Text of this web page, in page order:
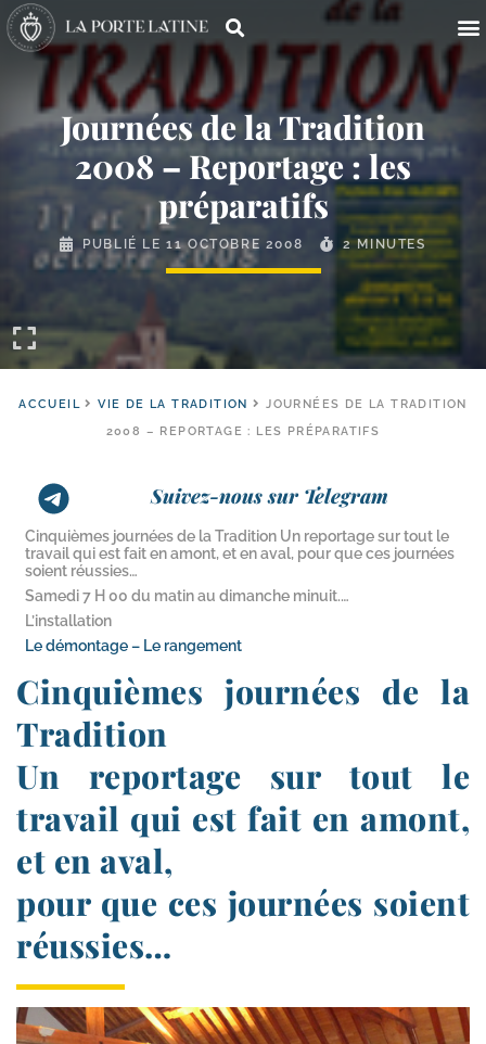
Journées de la Tradition
2008 – Reportage : les
préparatifs
PUBLIÉ LE11 OCTOBRE 2008 2 MINUTES
ACCUEIL VIE DE LA TRADITION
JOURNÉES DE LA TRADITION
2008 – REPORTAGE : LES PRÉPARATIFS
Suivez-nous sur Telegram
Cinquièmes journées de la Tradition Un reportage sur tout le
travail qui est fait en amont, et en aval, pour que ces journées
soient réussies…
Samedi 7 H 00 du matin au dimanche minuit.…
L’installation
Le démontage – Le rangement
Cinquièmes journées de la
Tradition
Un reportage sur tout le
travail qui est fait en amont,
et en aval,
pour que ces journées soient
réussies…